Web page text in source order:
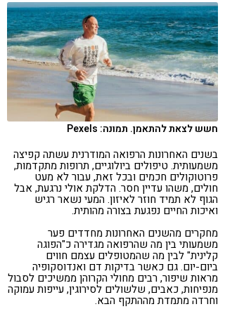
חשש לצאת להתאמן. תמונה: Pexels
בשנים האחרונות הרפואה המודרנית עשתה קפיצה
משמעותית. טיפולים ביולוגיים, תרופות מתקדמות,
פרוטוקולים חכמים ובכל זאת, עבור לא מעט
חולים, משהו עדיין חסר. הדלקת אולי נרגעת, אבל
הגוף לא תמיד חוזר לאיזון. המעי נשאר רגיש
ואיכות החיים נפגעת בצורה מהותית.
מחקרים מהשנים האחרונות מחדדים פער
משמעותי בין מה שהרפואה מגדירה כ"הפוגה
קלינית" לבין מה שהמטופלים עצמם חווים
ביום-יום. גם כאשר בדיקות דם ואנדוסקופיה
מראות שיפור, רבים מחולי הקרוהן ממשיכים לסבול
מנפיחות, כאבים, שלשולים לסירוגין, עייפות עמוקה
וחרדה מתמדת מההתקף הבא.